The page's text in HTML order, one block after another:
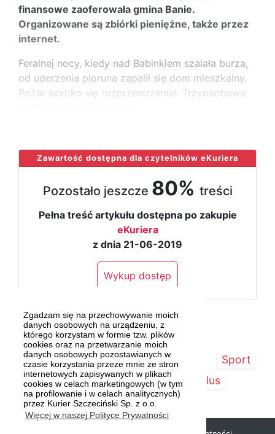
Zgadzam się na przechowywanie moich
danych osobowych na urządzeniu, z
którego korzystam w formie tzw. plików
cookies oraz na przetwarzanie moich
danych osobowych pozostawianych w
czasie korzystania przeze mnie ze stron
internetowych zapisywanych w plikach
cookies w celach marketingowych (w tym
na profilowanie i w celach analitycznych)
przez Kurier Szczeciński Sp. z o.o.
Więcej w naszej Polityce Prywatności
finansowe zaoferowała gmina Banie.
Organizowane są zbiórki pieniężne, także przez
internet.
Feralnej nocy, kiedy nad Babinkiem szalała burza,
od uderzenia pioruna zapalił się dom mieszkalny.
Pożar szybko się rozprzestrzeniał. Trzyosobowa
Zawartość dostępna dla czytelników eKuriera
Pozostało jeszcze 80% treści
Pełna treść artykułu dostępna po zakupie
eKuriera
z dnia 21-06-2019
Wykup dostęp
Strona główna Szczecin/Region
Sport
Kultura
Kurier Plus